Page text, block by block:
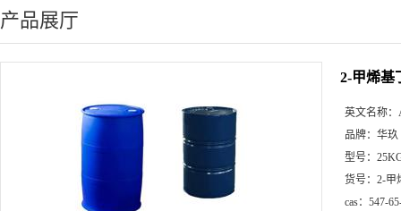
产品展厅
2-甲烯基
英文名称：
品牌： 华玖
型号：
货号： 2-甲
cas： 547-